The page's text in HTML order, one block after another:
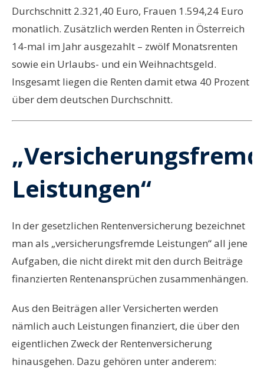
Durchschnitt 2.321,40 Euro, Frauen 1.594,24 Euro
monatlich. Zusätzlich werden Renten in Österreich
14-mal im Jahr ausgezahlt – zwölf Monatsrenten
sowie ein Urlaubs- und ein Weihnachtsgeld.
Insgesamt liegen die Renten damit etwa 40 Prozent
über dem deutschen Durchschnitt.
Leistungen“
In der gesetzlichen Rentenversicherung bezeichnet
man als „versicherungsfremde Leistungen“ all jene
Aufgaben, die nicht direkt mit den durch Beiträge
finanzierten Rentenansprüchen zusammenhängen.
Aus den Beiträgen aller Versicherten werden
nämlich auch Leistungen finanziert, die über den
eigentlichen Zweck der Rentenversicherung
hinausgehen. Dazu gehören unter anderem: